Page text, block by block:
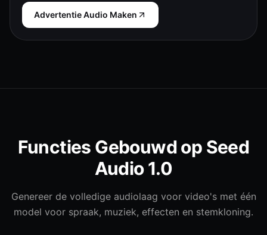
Advertentie Audio Maken
Functies Gebouwd op Seed
Audio 1.0
Genereer de volledige audiolaag voor video's met één
model voor spraak, muziek, effecten en stemkloning.